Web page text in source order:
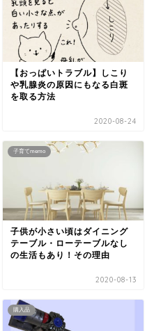
【おっぱいトラブル】しこり
や乳腺炎の原因にもなる白斑
を取る方法
2020-08-24
子育てmemo
子供が小さい頃はダイニング
テーブル・ローテーブルなし
の生活もあり！その理由
2020-08-13
購入品